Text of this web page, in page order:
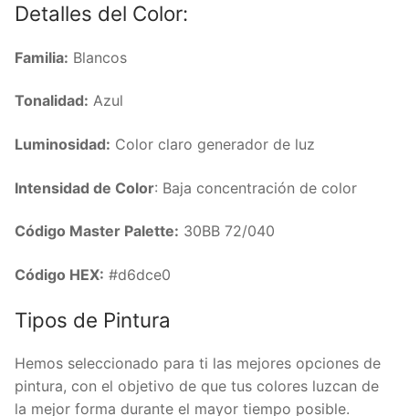
Detalles del Color:
Familia: Blancos
Tonalidad: Azul
Luminosidad: Color claro generador de luz
Intensidad de Color: Baja concentración de color
Código Master Palette: 30BB 72/040
Código HEX: #d6dce0
Tipos de Pintura
Hemos seleccionado para ti las mejores opciones de
pintura, con el objetivo de que tus colores luzcan de
la mejor forma durante el mayor tiempo posible.